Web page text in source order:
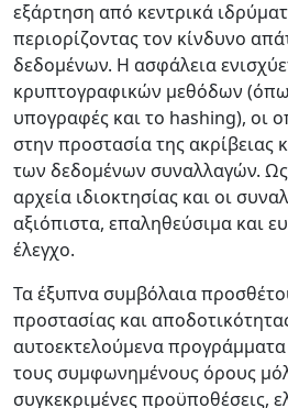
εξάρτηση από κεντρικά
περιορίζοντας τον κίνδυνο
δεδομένων. Η ασφάλεια
κρυπτογραφικών μεθόδων
υπογραφές και το hashing), οι
στην προστασία της ακρίβειας
των δεδομένων συναλλαγών.
αρχεία ιδιοκτησίας και οι
αξιόπιστα, επαληθεύσιμα και
έλεγχο.
Τα έξυπνα συμβόλαια
προστασίας και
αυτοεκτελούμενα
τους συμφωνημένους όρους
συγκεκριμένες προϋποθέσεις,